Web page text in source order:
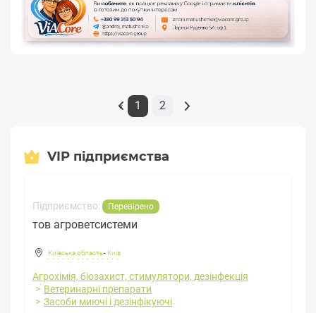
« 1 2
VIP підприємства
Підприємство: Перевірено
тов агроветсистеми
Київська область- Київ
Агрохімія, біозахист, стимулятори, дезінфекція
Ветеринарні препарати
Засоби миючі і дезінфікуючі